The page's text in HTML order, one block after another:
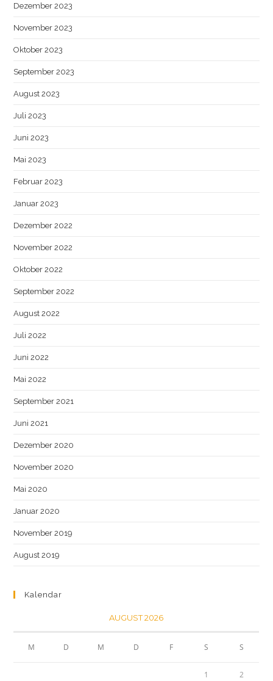
Dezember 2023
November 2023
Oktober 2023
September 2023
August 2023
Juli 2023
Juni 2023
Mai 2023
Februar 2023
Januar 2023
Dezember 2022
November 2022
Oktober 2022
September 2022
August 2022
Juli 2022
Juni 2022
Mai 2022
September 2021
Juni 2021
Dezember 2020
November 2020
Mai 2020
Januar 2020
November 2019
August 2019
Kalendar
AUGUST 2026
M D M D F S S
1 2